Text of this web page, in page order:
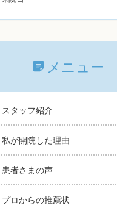
メニュー
スタッフ紹介
私が開院した理由
患者さまの声
プロからの推薦状